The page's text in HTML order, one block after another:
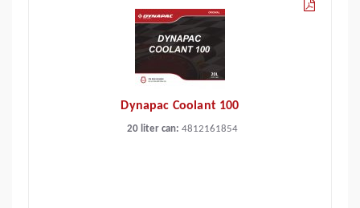
Dynapac Coolant 100
20 liter can: 4812161854